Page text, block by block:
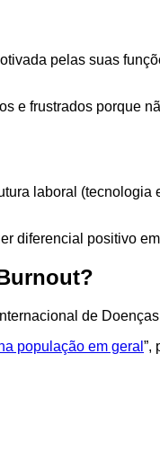
pelas suas
e frustrados porque
laboral
diferencial positivo
de
população em geral ”,